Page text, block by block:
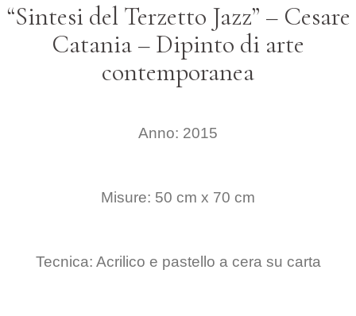
“Sintesi del Terzetto Jazz” – Cesare
Catania – Dipinto di arte
contemporanea
Anno: 2015
Misure: 50 cm x 70 cm
Tecnica: Acrilico e pastello a cera su carta